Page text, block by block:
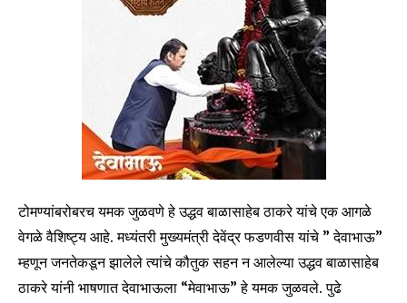
टोमण्यांबरोबरच यमक जुळवणे हे उद्धव बाळासाहेब ठाकरे यांचे एक आगळे
वेगळे वैशिष्ट्य आहे. मध्यंतरी मुख्यमंत्री देवेंद्र फडणवीस यांचे ” देवाभाऊ”
म्हणून जनतेकडून झालेले त्यांचे कौतुक सहन न आलेल्या उद्धव बाळासाहेब
ठाकरे यांनी भाषणात देवाभाऊला “मेवाभाऊ” हे यमक जुळवले. पुढे